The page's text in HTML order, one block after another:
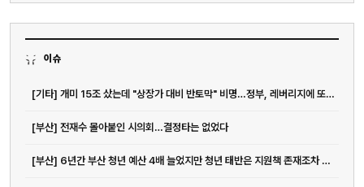
이슈
[기타] 개미 15조 샀는데 "상장가 대비 반토막" 비명…정부, 레버리지에 또 경고장
[부산] 전재수 몰아붙인 시의회…결정타는 없었다
[부산] 6년간 부산 청년 예산 4배 늘었지만 청년 태반은 지원책 존재조차 몰라